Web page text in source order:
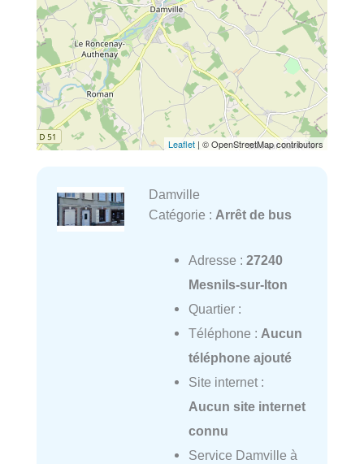
Leaflet | © OpenStreetMap contributors
Damville
Catégorie : Arrêt de bus
Adresse : 27240
Mesnils-sur-Iton
Quartier :
Téléphone : Aucun
téléphone ajouté
Site internet :
Aucun site internet
connu
Service Damville à